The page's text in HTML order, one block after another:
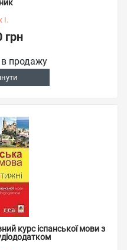
І.
грн
продажу
курс іспанської мови з